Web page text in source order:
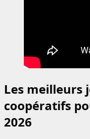
Les meilleurs
coopératifs
2026